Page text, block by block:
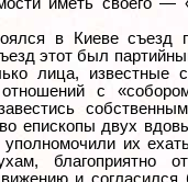
иметь своего —
в Киеве съезд
этот был
лица, известные
с
епископы двух
их
благоприятно